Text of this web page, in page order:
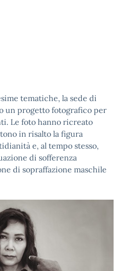
tematiche, la sede di
un progetto fotografico per
Le foto hanno ricreato
in risalto la figura
e, al tempo stesso,
di sofferenza
di sopraffazione maschile